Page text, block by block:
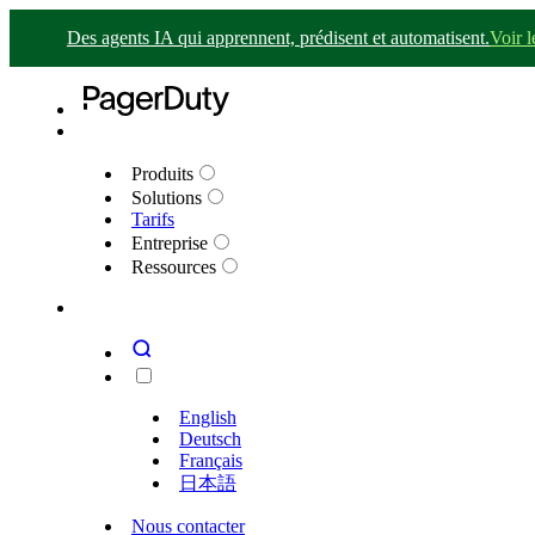
Des agents IA qui apprennent, prédisent et automatisent.Voir
Produits
Solutions
Tarifs
Entreprise
Ressources
English
Deutsch
Français
日本語
Nous contacter